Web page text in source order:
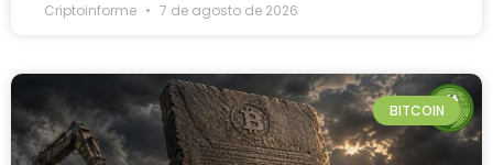
Criptoinforme 7 de agosto de 2026
BITCOIN